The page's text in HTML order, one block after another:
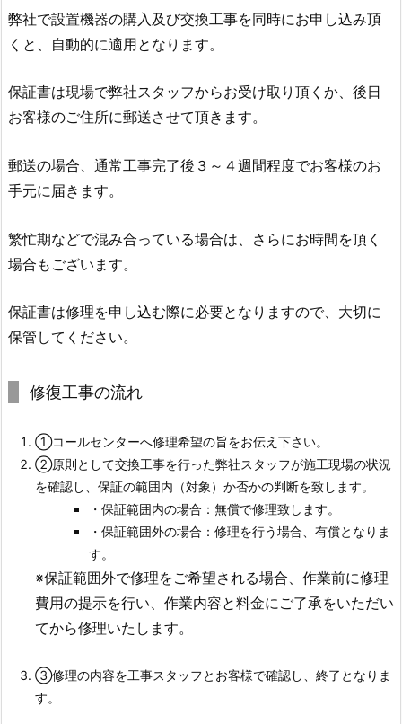
弊社で設置機器の購入及び交換工事を同時にお申し込み頂
くと、自動的に適用となります。
保証書は現場で弊社スタッフからお受け取り頂くか、後日
お客様のご住所に郵送させて頂きます。
郵送の場合、通常工事完了後３～４週間程度でお客様のお
手元に届きます。
繁忙期などで混み合っている場合は、さらにお時間を頂く
場合もございます。
保証書は修理を申し込む際に必要となりますので、大切に
保管してください。
修復工事の流れ
①コールセンターへ修理希望の旨をお伝え下さい。
②原則として交換工事を行った弊社スタッフが施工現場の状況
を確認し、保証の範囲内（対象）か否かの判断を致します。
・保証範囲内の場合：無償で修理致します。
・保証範囲外の場合：修理を行う場合、有償となりま
す。
※保証範囲外で修理をご希望される場合、作業前に修理
費用の提示を行い、作業内容と料金にご了承をいただい
てから修理いたします。
③修理の内容を工事スタッフとお客様で確認し、終了となりま
す。